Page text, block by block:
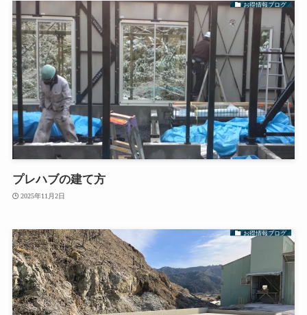
お得情報ブログ
プレハブの建て方
2025年11月2日
お得情報ブログ